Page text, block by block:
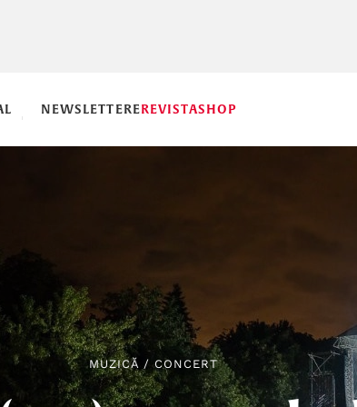
NEWSLETTEREREVISTASHOP
MUZICĂ /CONCERT